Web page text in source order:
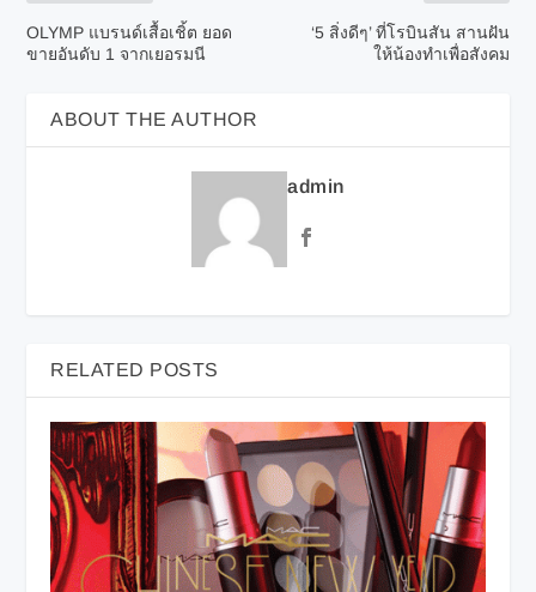
OLYMP แบรนด์เสื้อเชิ้ต ยอด
ขายอันดับ 1 จากเยอรมนี
‘5 สิ่งดีๆ’ ที่โรบินสัน สานฝัน
ให้น้องทำเพื่อสังคม
ABOUT THE AUTHOR
admin
RELATED POSTS